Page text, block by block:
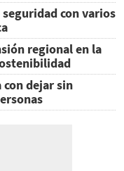
con varios
regional en la
con dejar sin